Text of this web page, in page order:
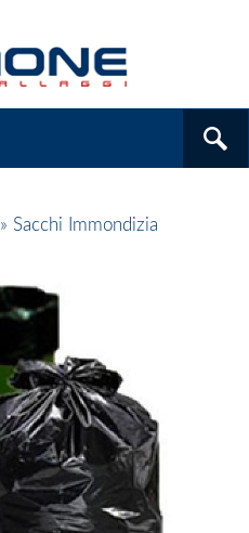
» Sacchi Immondizia